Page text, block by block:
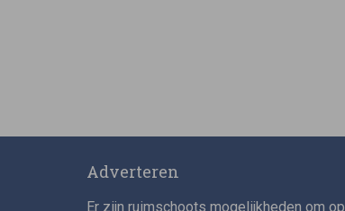
Adverteren
Er zijn ruimschoots mogelijkheden om op